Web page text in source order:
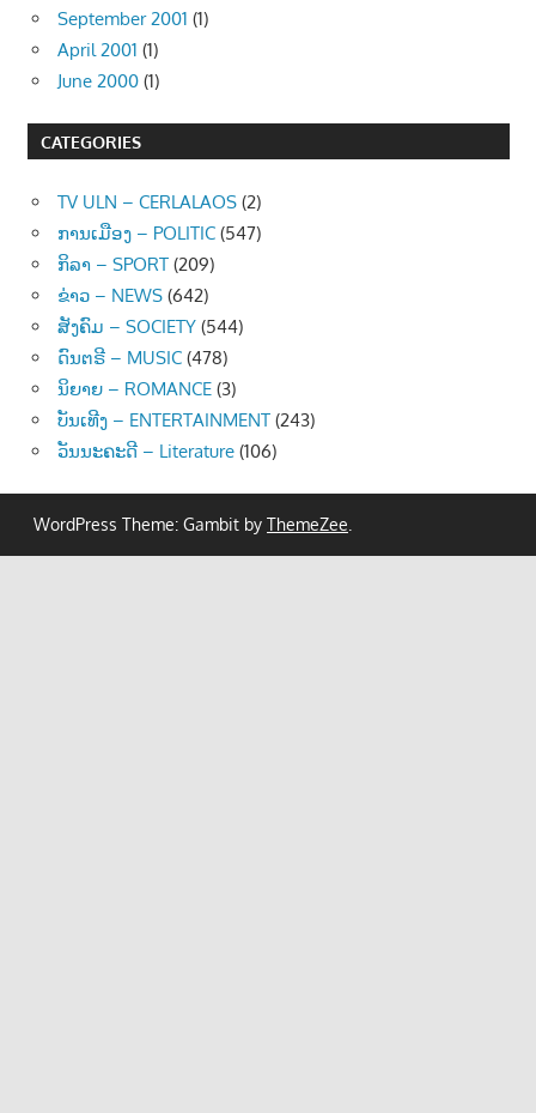
September 2001 (1)
April 2001 (1)
June 2000 (1)
CATEGORIES
TV ULN – CERLALAOS (2)
ການເມືອງ – POLITIC (547)
ກິລາ – SPORT (209)
ຂ່າວ – NEWS (642)
ສັງຄົມ – SOCIETY (544)
ດົນຕຣີ – MUSIC (478)
ນິຍາຍ – ROMANCE (3)
ບັນເທີງ – ENTERTAINMENT (243)
ວັນນະຄະດີ – Literature (106)
WordPress Theme: Gambit by ThemeZee